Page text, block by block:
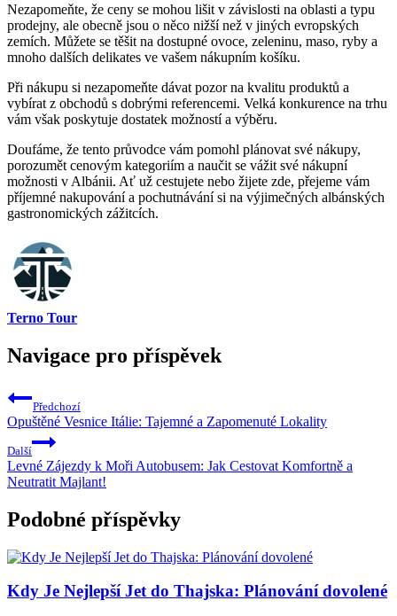
Nezapomeňte, ⁢že ceny⁤ se⁤ mohou lišit v závislosti na oblasti a typu
‌prodejny, ale obecně jsou o něco nižší než v jiných evropských
zemích. Můžete se těšit na‌ dostupné ovoce,⁣ zeleninu, ⁣maso, ryby a
mnoho dalších delikates ve vašem⁣ nákupním košíku.
Při ⁤nákupu ‌si nezapomeňte dávat⁢ pozor na kvalitu ⁣produktů a
vybírat⁢ z obchodů s ⁢dobrými referencemi.‍ Velká konkurence na trhu
vám však⁣ poskytuje dostatek možností a výběru.
Doufáme,⁤ že tento průvodce vám pomohl plánovat ​své nákupy,
porozumět cenovým kategoriím a naučit⁤ se vážit své nákupní
⁣možnosti v Albánii. Ať už⁣ cestujete nebo ⁤žijete‍ zde, ⁢přejeme vám‍
příjemné nakupování ⁤a pochutnávání⁣ si na výjimečných ‌albánských⁤
gastronomických zážitcích.
Terno Tour
Navigace pro příspěvek
Předchozí
Opuštěné Vesnice Itálie: Tajemné a Zapomenuté Lokality
Další
Levné Zájezdy k Moři Autobusem: Jak Cestovat Komfortně a
Neutratit Majlant!
Podobné příspěvky
Kdy Je Nejlepší Jet do Thajska: Plánování dovolené